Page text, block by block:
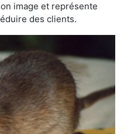
image et représente
des clients.